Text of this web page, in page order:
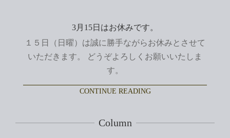
3月15日はお休みです。
１５日（日曜）は誠に勝手ながらお休みとさせて
いただきます。 どうぞよろしくお願いいたしま
す。
CONTINUE READING
Column